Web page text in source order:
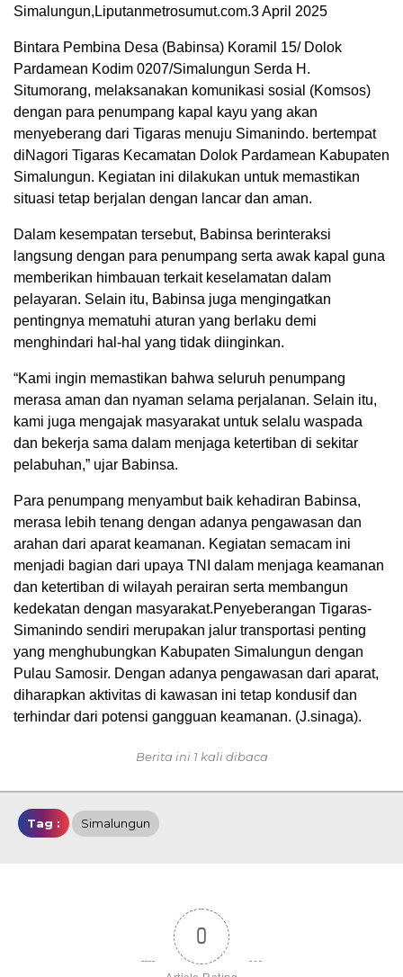
Simalungun,Liputanmetrosumut.com.3 April 2025
Bintara Pembina Desa (Babinsa) Koramil 15/ Dolok
Pardamean Kodim 0207/Simalungun Serda H.
Situmorang, melaksanakan komunikasi sosial (Komsos)
dengan para penumpang kapal kayu yang akan
menyeberang dari Tigaras menuju Simanindo. bertempat
diNagori Tigaras Kecamatan Dolok Pardamean Kabupaten
Simalungun. Kegiatan ini dilakukan untuk memastikan
situasi tetap berjalan dengan lancar dan aman.
Dalam kesempatan tersebut, Babinsa berinteraksi
langsung dengan para penumpang serta awak kapal guna
memberikan himbauan terkait keselamatan dalam
pelayaran. Selain itu, Babinsa juga mengingatkan
pentingnya mematuhi aturan yang berlaku demi
menghindari hal-hal yang tidak diinginkan.
“Kami ingin memastikan bahwa seluruh penumpang
merasa aman dan nyaman selama perjalanan. Selain itu,
kami juga mengajak masyarakat untuk selalu waspada
dan bekerja sama dalam menjaga ketertiban di sekitar
pelabuhan,” ujar Babinsa.
Para penumpang menyambut baik kehadiran Babinsa,
merasa lebih tenang dengan adanya pengawasan dan
arahan dari aparat keamanan. Kegiatan semacam ini
menjadi bagian dari upaya TNI dalam menjaga keamanan
dan ketertiban di wilayah perairan serta membangun
kedekatan dengan masyarakat.Penyeberangan Tigaras-
Simanindo sendiri merupakan jalur transportasi penting
yang menghubungkan Kabupaten Simalungun dengan
Pulau Samosir. Dengan adanya pengawasan dari aparat,
diharapkan aktivitas di kawasan ini tetap kondusif dan
terhindar dari potensi gangguan keamanan. (J.sinaga).
Berita ini 1 kali dibaca
Tag : Simalungun
0